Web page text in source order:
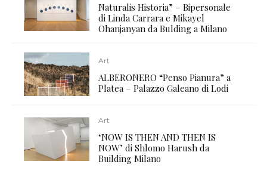
Naturalis Historia” – Bipersonale
di Linda Carrara e Mikayel
Ohanjanyan da Bulding a Milano
Art
ALBERONERO “Penso Pianura” a
Platea – Palazzo Galeano di Lodi
Art
‘NOW IS THEN AND THEN IS
NOW’ di Shlomo Harush da
Building Milano